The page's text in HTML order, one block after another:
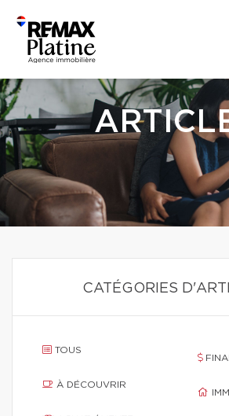
CATÉGORIES
TOUS
À DÉCOUVRIR